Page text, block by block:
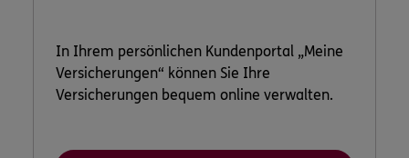
In Ihrem persönlichen Kundenportal „Meine
Versicherungen“ können Sie Ihre
Versicherungen bequem online verwalten.